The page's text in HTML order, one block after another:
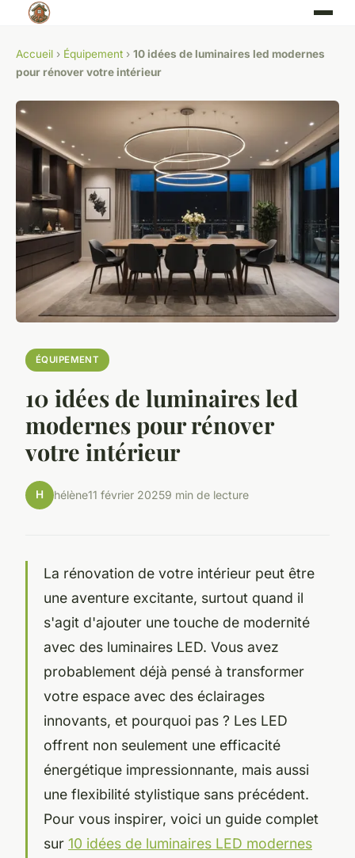
Accueil › Équipement › 10 idées de luminaires led modernes
pour rénover votre intérieur
ÉQUIPEMENT
10 idées de luminaires led
modernes pour rénover
votre intérieur
H hélène11 février 20259 min de lecture
La rénovation de votre intérieur peut être
une aventure excitante, surtout quand il
s'agit d'ajouter une touche de modernité
avec des luminaires LED. Vous avez
probablement déjà pensé à transformer
votre espace avec des éclairages
innovants, et pourquoi pas ? Les LED
offrent non seulement une efficacité
énergétique impressionnante, mais aussi
une flexibilité stylistique sans précédent.
Pour vous inspirer, voici un guide complet
sur 10 idées de luminaires LED modernes